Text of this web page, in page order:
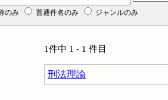
のみ 普通件名のみ ジャンルのみ
1件中 1 - 1 件目
刑法理論